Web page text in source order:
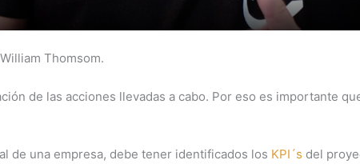
Thomsom.
de las acciones llevadas a cabo. Por eso es importante
de una empresa, debe tener identificados los KPI´s del